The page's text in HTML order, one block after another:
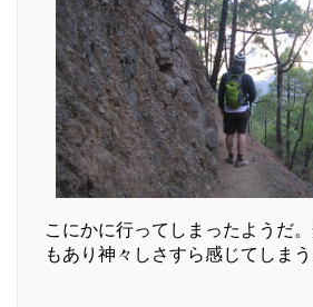
こにかに行ってしまったようだ
もあり神々しさすら感じてしまう